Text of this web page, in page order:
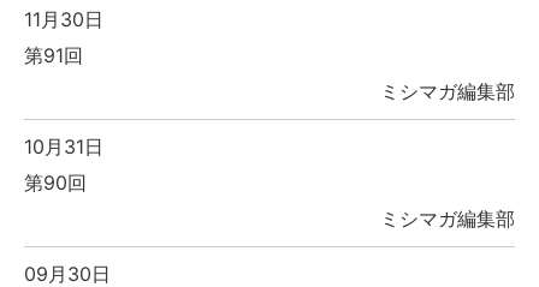
11月30日
第91回
ミシマガ編集部
10月31日
第90回
ミシマガ編集部
09月30日